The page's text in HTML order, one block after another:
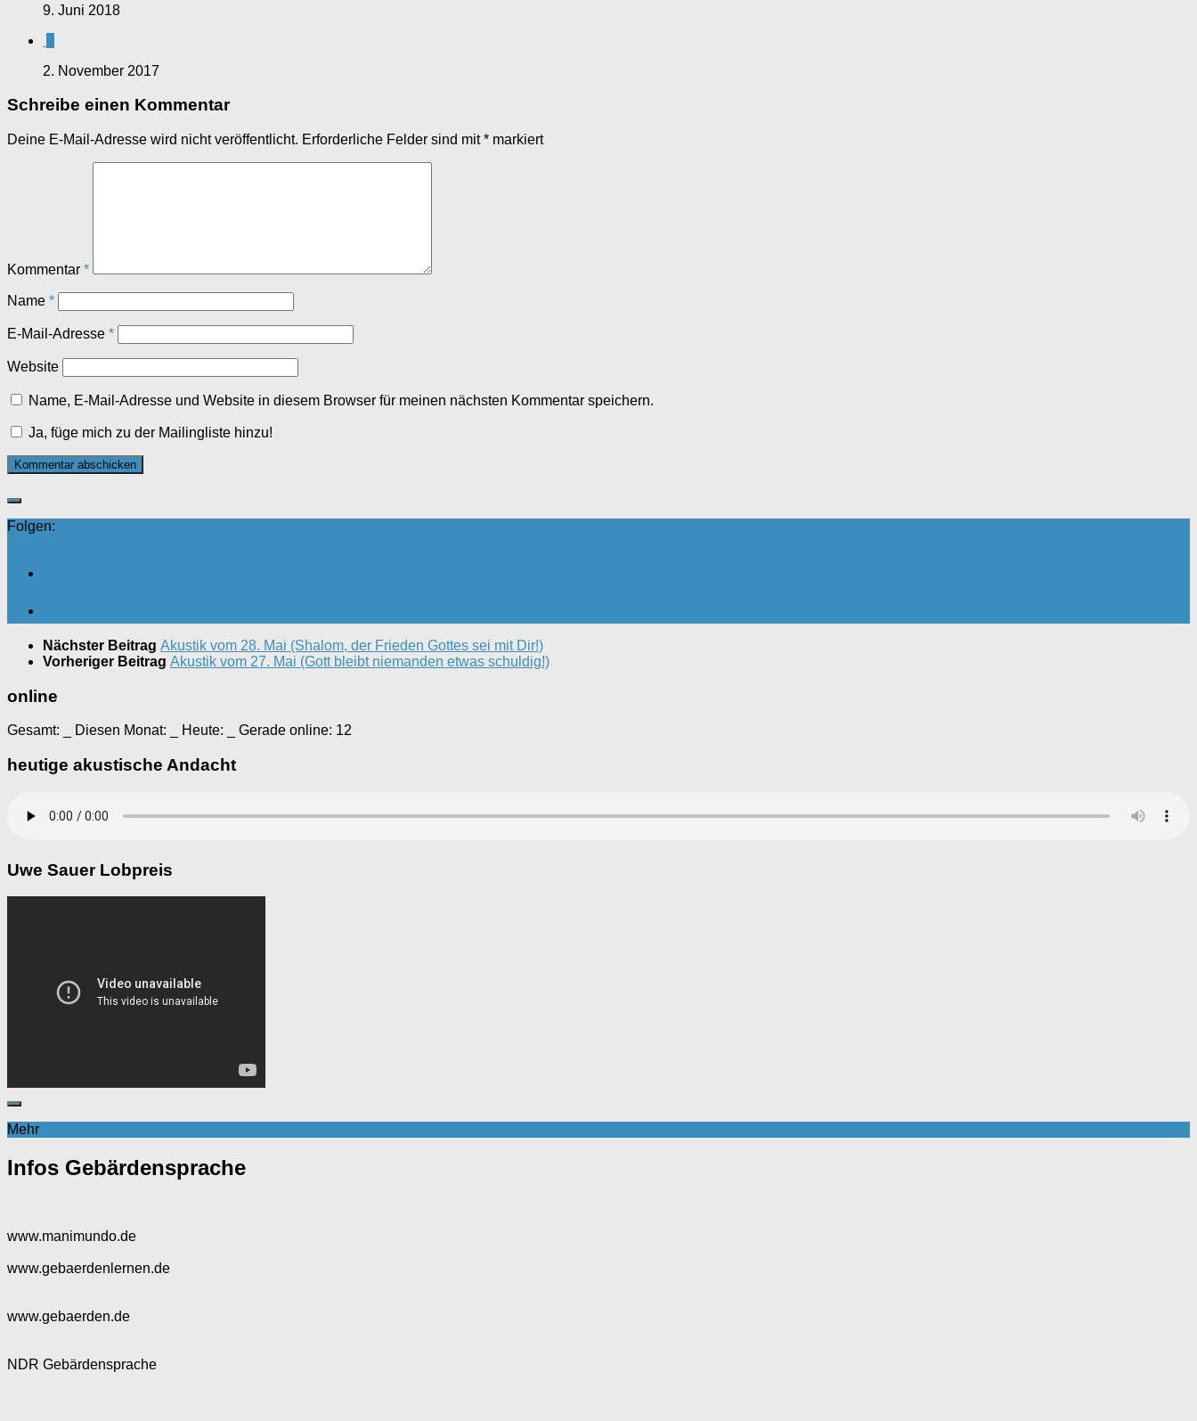
9. Juni 2018
2. November 2017
Schreibe einen Kommentar
Deine E-Mail-Adresse wird nicht veröffentlicht. Erforderliche Felder sind mit* markiert
Kommentar *
Name *
E-Mail-Adresse *
Website
Name, E-Mail-Adresse und Website in diesem Browser für meinen nächsten Kommentar speichern.
Ja, füge mich zu der Mailingliste hinzu!
Folgen:
Nächster Beitrag Akustik vom 28. Mai (Shalom, der Frieden Gottes sei mit Dir!)
Vorheriger Beitrag Akustik vom 27. Mai (Gott bleibt niemanden etwas schuldig!)
online
Gesamt: Diesen Monat: Heute: Gerade online: 12
heutige akustische Andacht
Uwe Sauer Lobpreis
Mehr
Infos Gebärdensprache
www.manimundo.de
www.gebaerdenlernen.de
www.gebaerden.de
NDR Gebärdensprache